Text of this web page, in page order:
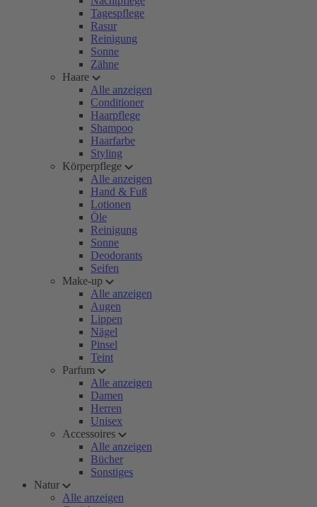
Tagespflege
Rasur
Reinigung
Sonne
Zähne
Haare
Alle anzeigen
Conditioner
Haarpflege
Shampoo
Haarfarbe
Styling
Körperpflege
Alle anzeigen
Hand & Fuß
Lotionen
Öle
Reinigung
Sonne
Deodorants
Seifen
Make-up
Alle anzeigen
Augen
Lippen
Nägel
Pinsel
Teint
Parfum
Alle anzeigen
Damen
Herren
Unisex
Accessoires
Alle anzeigen
Bücher
Sonstiges
Natur
Alle anzeigen